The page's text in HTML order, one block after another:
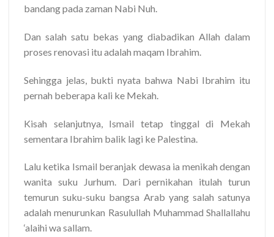
bandang pada zaman Nabi Nuh.
Dan salah satu bekas yang diabadikan Allah dalam
proses renovasi itu adalah maqam Ibrahim.
Sehingga jelas, bukti nyata bahwa Nabi Ibrahim itu
pernah beberapa kali ke Mekah.
Kisah selanjutnya, Ismail tetap tinggal di Mekah
sementara Ibrahim balik lagi ke Palestina.
Lalu ketika Ismail beranjak dewasa ia menikah dengan
wanita suku Jurhum. Dari pernikahan itulah turun
temurun suku-suku bangsa Arab yang salah satunya
adalah menurunkan Rasulullah Muhammad Shallallahu
‘alaihi wa sallam.